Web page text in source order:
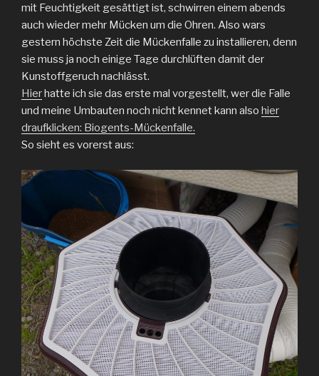
mit Feuchtigkeit gesättigt ist, schwirren einem abends
auch wieder mehr Mücken um die Ohren. Also wars
gestern höchste Zeit die Mückenfalle zu installieren, denn
sie muss ja noch einige Tage durchlüften damit der
Kunstoffgeruch nachlässt.
Hierhatte ich sie das erste mal vorgestellt, wer die Falle
und meine Umbauten noch nicht kennet kann also hier
draufklicken: Biogents-Mückenfalle.
So sieht es vorerst aus: